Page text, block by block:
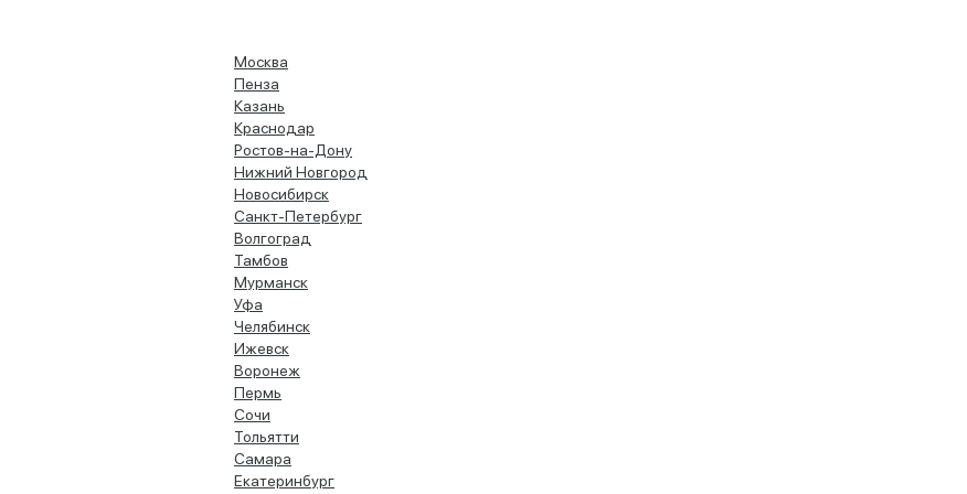
Москва
Пенза
Казань
Краснодар
Ростов-на-Дону
Нижний Новгород
Новосибирск
Санкт-Петербург
Волгоград
Тамбов
Мурманск
Уфа
Челябинск
Ижевск
Воронеж
Пермь
Сочи
Тольятти
Самара
Екатеринбург